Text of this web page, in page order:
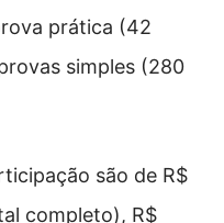
prática (42
simples (280
são de R$
completo), R$